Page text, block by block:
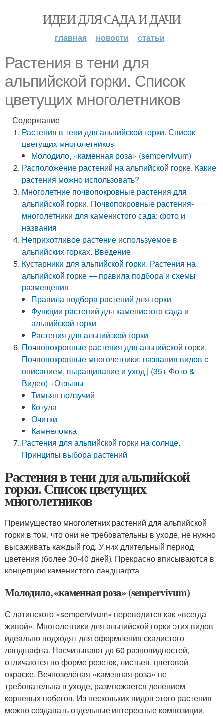
ИДЕИ ДЛЯ САДА И ДАЧИ
главная новости статьи
Растения в тени для
альпийской горки. Список
цветущих многолетников
Содержание
Растения в тени для альпийской горки. Список
цветущих многолетников
Молодило, «каменная роза» (sempervivum)
Расположение растений на альпийской горке. Какие
растения можно использовать?
Многолетние почвопокровные растения для
альпийской горки. Почвопокровные растения-
многолетники для каменистого сада: фото и
названия
Неприхотливое растение используемое в
альпийских горках. Введение
Кустарники для альпийской горки. Растения на
альпийской горке — правила подбора и схемы
размещения
Правила подбора растений для горки
Функции растений для каменистого сада и
альпийской горки
Растения для альпийской горки
Почвопокровные растения для альпийской горки.
Почвопокровные многолетники: названия видов с
описанием, выращивание и уход | (35+ Фото &
Видео) +Отзывы
Тимьян ползучий
Котула
Очитки
Камнеломка
Растения для альпийской горки на солнце.
Принципы выбора растений
Растения в тени для альпийской
горки. Список цветущих
многолетников
Преимущество многолетних растений для альпийской
горки в том, что они не требовательны в уходе, не нужно
высаживать каждый год. У них длительный период
цветения (более 30-40 дней). Прекрасно вписываются в
концепцию каменистого ландшафта.
Молодило, «каменная роза» (sempervivum)
С латинского «sempervivum» переводится как «всегда
живой». Многолетники для альпийской горки этих видов
идеально подходят для оформления скалистого
ландшафта. Насчитывают до 60 разновидностей,
отличаются по форме розеток, листьев, цветовой
окраске. Вечнозелёная «каменная роза» не
требовательна в уходе, размножается делением
корневых побегов. Из нескольких видов этого растения
можно создавать отдельные интересные композиции.